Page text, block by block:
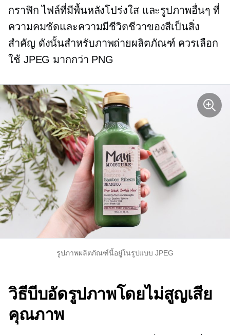
กราฟิก ไฟล์ที่มีพื้นหลังโปร่งใส และรูปภาพอื่นๆ ที่
ความคมชัดและความมีชีวิตชีวาของสีเป็นสิ่ง
สำคัญ ดังนั้นสำหรับภาพถ่ายผลิตภัณฑ์ ควรเลือก
ใช้ JPEG มากกว่า PNG
รูปภาพผลิตภัณฑ์นี้อยู่ในรูปแบบ JPEG
วิธีบีบอัดรูปภาพโดยไม่สูญเสีย
คุณภาพ